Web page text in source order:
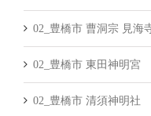
02_豊橋市 曹洞宗 見海
02_豊橋市 東田神明宮
02_豊橋市 清須神明社